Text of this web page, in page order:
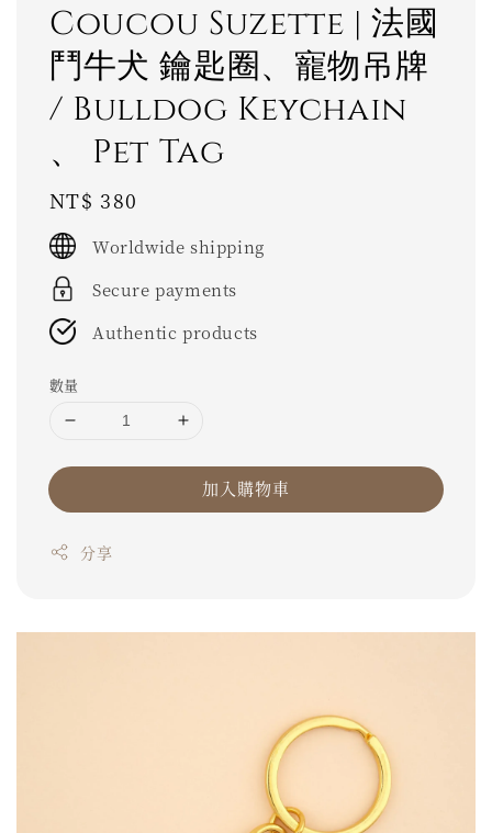
Coucou Suzette | 法國
鬥牛犬 鑰匙圈、寵物吊牌
/ Bulldog Keychain
、 Pet Tag
Regular
price
NT$ 380
Worldwide shipping
Secure payments
Authentic products
數量
加入購物車
分享